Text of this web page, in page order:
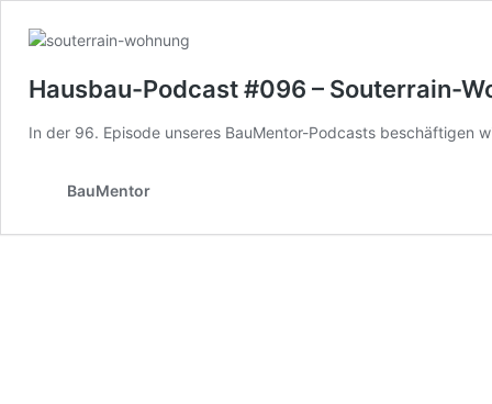
Hausbau-Podcast #096 – Souterrain-
In der 96. Episode unseres BauMentor-Podcasts beschäftigen
BauMentor